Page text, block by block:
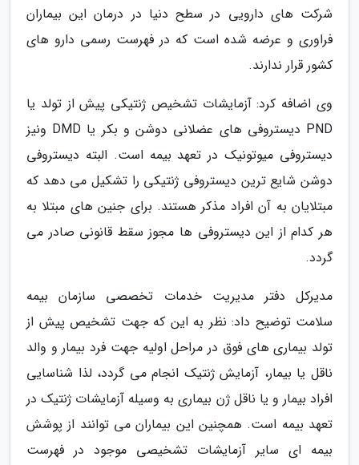
شرکت های دارویی در سطح دنیا در درمان این بیماران
فراوری و عرضه شده است که در فهرست رسمی دارو های
کشور قرار ندارند.
وی اضافه کرد: آزمایشات تشخیص ژنتیکی پیش از تولد یا
PND دیستروفی های عضلانی دوشن و بکر یا DMD ونیز
دیستروفی میوتونیک در تعهد بیمه است. البته دیستروفی
دوشن شایع ترین دیستروفی ژنتیکی را تشکیل می دهد که
مبتلایان به آن افراد مذکر هستند. برای جنین های مبتلا به
هر کدام از این دیستروفی ها مجوز سقط قانونی صادر می
گردد.
مدیرکل دفتر مدیریت خدمات تخصصی سازمان بیمه
سلامت توضیح داد: نظر به این که جهت تشخیص پیش از
تولد بیماری های فوق در مراحل اولیه جهت فرد بیمار و والد
ناقل یا بیمار، آزمایش ژنتیک انجام می گردد، لذا شناسایی
افراد بیمار و یا ناقل ژن بیماری به وسیله آزمایشات ژنتیک در
تعهد بیمه است. همچنین این بیماران می توانند از پوشش
بیمه ای سایر آزمایشات تشخیصی موجود در فهرست